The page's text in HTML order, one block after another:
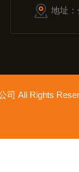
地址
司 All Rights